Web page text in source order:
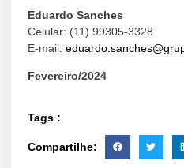
Eduardo Sanches
Celular: (11) 99305-3328
E-mail:
Fevereiro/2024
Tags :
Compartilhe: